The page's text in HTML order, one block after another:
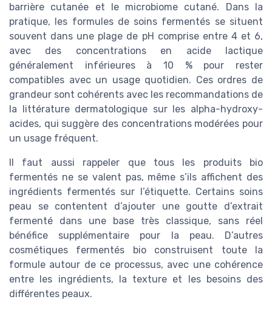
barrière cutanée et le microbiome cutané. Dans la
pratique, les formules de soins fermentés se situent
souvent dans une plage de pH comprise entre 4 et 6,
avec des concentrations en acide lactique
généralement inférieures à 10 % pour rester
compatibles avec un usage quotidien. Ces ordres de
grandeur sont cohérents avec les recommandations de
la littérature dermatologique sur les alpha-hydroxy-
acides, qui suggère des concentrations modérées pour
un usage fréquent.
Il faut aussi rappeler que tous les produits bio
fermentés ne se valent pas, même s’ils affichent des
ingrédients fermentés sur l’étiquette. Certains soins
peau se contentent d’ajouter une goutte d’extrait
fermenté dans une base très classique, sans réel
bénéfice supplémentaire pour la peau. D’autres
cosmétiques fermentés bio construisent toute la
formule autour de ce processus, avec une cohérence
entre les ingrédients, la texture et les besoins des
différentes peaux.